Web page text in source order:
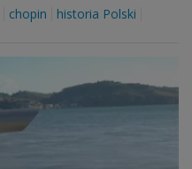
chopin
historia Polski